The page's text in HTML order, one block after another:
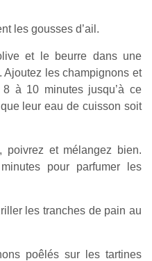
les gousses d’ail.
et le beurre dans une
les champignons et
à 10 minutes jusqu’à ce
leur eau de cuisson soit
poivrez et mélangez bien.
pour parfumer les
les tranches de pain au
poêlés sur les tartines